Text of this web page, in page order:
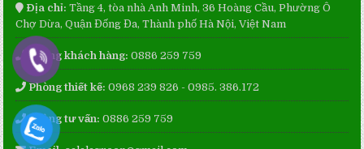
Địa chỉ: Tầng 4, tòa nhà Anh Minh, 36 Hoàng Cầu, Phường Ô
Chợ Dừa, Quận Đống Đa, Thành phố Hà Nội, Việt Nam
Phòng khách hàng: 0886 259 759
Phòng thiết kế: 0968 239 826 - 0985. 386.172
Phòng tư vấn: 0886 259 759